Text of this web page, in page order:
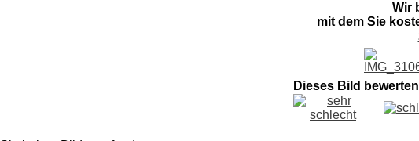
Wir
mit dem Sie
Dieses Bild bewerten